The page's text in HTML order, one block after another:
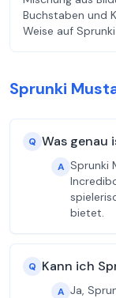
Buchstaben und
Weise auf
Sprunki
Q Was genau
A Sprunki
bietet.
Q Kann ich
A Ja,